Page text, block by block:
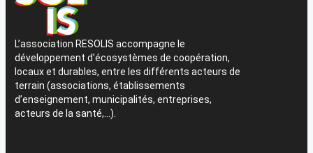
L’association RESOLIS accompagne le
développement d’écosystèmes de coopération,
locaux et durables, entre les différents acteurs de
terrain (associations, établissements
d’enseignement, municipalités, entreprises,
acteurs de la santé,…).